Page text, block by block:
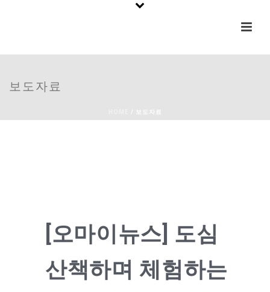
보도자료
/ 보도자료
[오마이뉴스] 도심
산책하며 체험하는